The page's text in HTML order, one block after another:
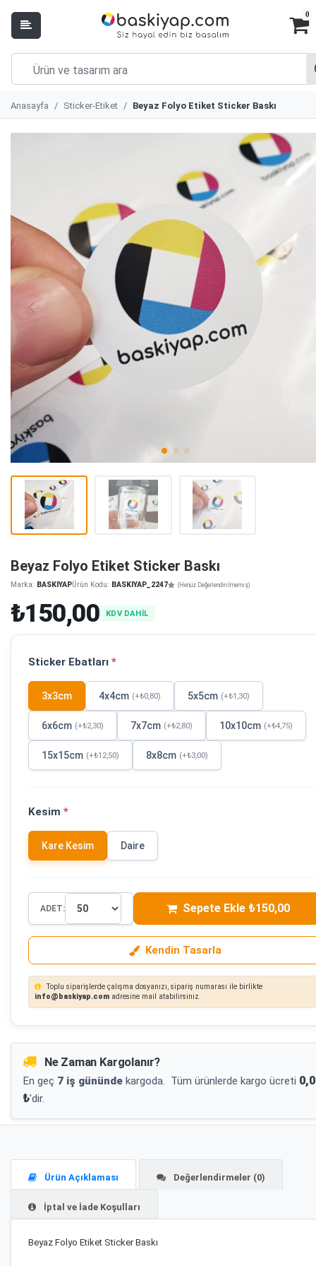
0
Anasayfa Sticker-Etiket Beyaz Folyo Etiket Sticker Baskı
Beyaz Folyo Etiket Sticker Baskı
Marka: BASKIYAPÜrün Kodu: BASKIYAP_2247 (Henüz Değerlendirilmemiş)
₺150,00 KDV DAHİL
Sticker Ebatları *
3x3cm 4x4cm (+₺0,80) 5x5cm (+₺1,30)
6x6cm (+₺2,30) 7x7cm (+₺2,80) 10x10cm (+₺4,75)
15x15cm (+₺12,50) 8x8cm (+₺3,00)
Kesim *
Kare Kesim Daire
ADET: Sepete Ekle ₺150,00
Kendin Tasarla
Toplu siparişlerde çalışma dosyanızı, sipariş numarası ile birlikte
info@baskiyap.com adresine mail atabilirsiniz.
Ne Zaman Kargolanır?
En geç 7 iş gününde kargoda. Tüm ürünlerde kargo ücreti
₺'dir.
Ürün Açıklaması Değerlendirmeler (0)
İptal ve İade Koşulları
Beyaz Folyo Etiket Sticker Baskı